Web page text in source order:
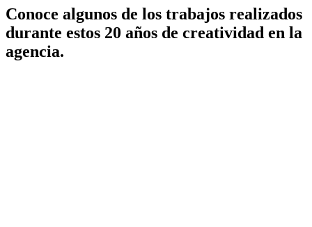
Conoce algunos de los trabajos realizados
durante estos 20 años de creatividad en la
agencia.